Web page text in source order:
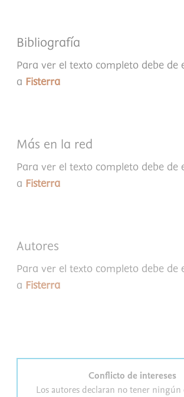
Bibliografía
Para ver el texto completo debe de
a Fisterra
Más en la red
Para ver el texto completo debe de
a Fisterra
Autores
Para ver el texto completo debe de
a Fisterra
Conflicto de intereses
Los autores declaran no tener